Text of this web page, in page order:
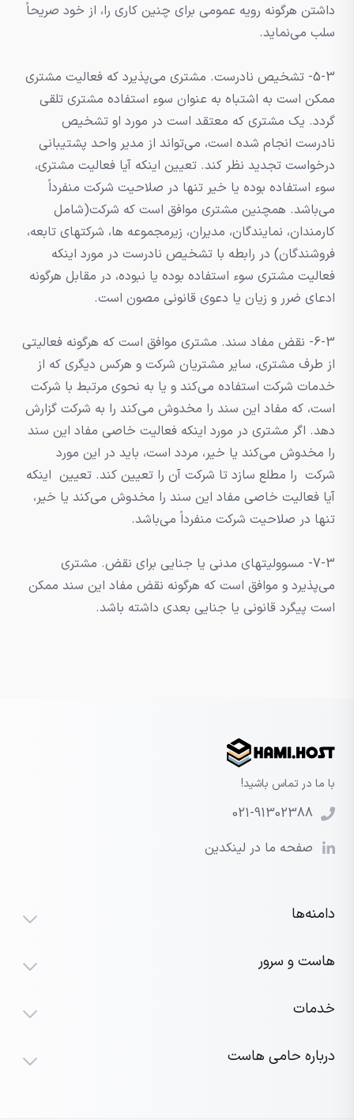
داشتن هرگونه رویه عمومی برای چنین کاری را، از خود صریحاً
سلب می‌نماید.
5-3- تشخیص نادرست. مشتری می‌پذیرد که فعالیت مشتری
ممکن است به اشتباه به عنوان سوء استفاده مشتری تلقی
گردد. یک مشتری که معتقد است در مورد او تشخیص
نادرست انجام شده است، می‌تواند از مدیر واحد پشتیبانی
درخواست تجدید نظر کند. تعیین اینکه آیا فعالیت مشتری،
سوء استفاده بوده یا خیر تنها در صلاحیت شرکت منفرداً
می‌باشد. همچنین مشتری موافق است که شرکت(شامل
کارمندان، نمایندگان، مدیران، زیرمجموعه ها، شرکتهای تابعه،
فروشندگان) در رابطه با تشخیص نادرست در مورد اینکه
فعالیت مشتری سوء استفاده بوده یا نبوده، در مقابل هرگونه
ادعای ضرر و زیان یا دعوی قانونی مصون است.
6-3- نقض مفاد سند. مشتری موافق است که هرگونه فعالیتی
از طرف مشتری، سایر مشتریان شرکت و هرکس دیگری که از
خدمات شرکت استفاده می‌کند و یا به نحوی مرتبط با شرکت
است، که مفاد این سند را مخدوش می‌کند را به شرکت گزارش
دهد. اگر مشتری در مورد اینکه فعالیت خاصی مفاد این سند
را مخدوش می‌کند یا خیر، مردد است، باید در این مورد
شرکت را مطلع سازد تا شرکت آن را تعیین کند. تعیین اینکه
آیا فعالیت خاصی مفاد این سند را مخدوش می‌کند یا خیر،
تنها در صلاحیت شرکت منفرداً می‌باشد.
7-3- مسوولیتهای مدنی یا جنایی برای نقض. مشتری
می‌پذیرد و موافق است که هرگونه نقض مفاد این سند ممکن
است پیگرد قانونی یا جنایی بعدی داشته باشد.
با ما در تماس باشید!
021-91302388
صفحه ما در لینکدین
دامنه‌ها
هاست و سرور
خدمات
درباره حامی هاست